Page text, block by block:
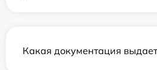
Какая документация